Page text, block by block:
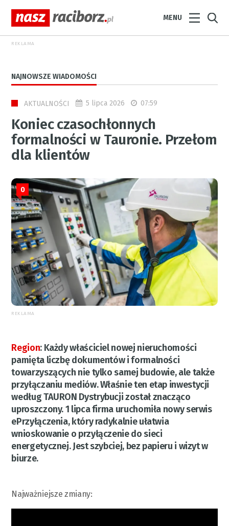
MENU
REKLAMA
NAJNOWSZE WIADOMOŚCI
AKTUALNOŚCI 5 lipca 2026 07:59
Koniec czasochłonnych
formalności w Tauronie. Przełom
dla klientów
0
REKLAMA
Region: Każdy właściciel nowej nieruchomości
pamięta liczbę dokumentów i formalności
towarzyszących nie tylko samej budowie, ale także
przyłączaniu mediów. Właśnie ten etap inwestycji
według TAURON Dystrybucji został znacząco
uproszczony. 1 lipca firma uruchomiła nowy serwis
ePrzyłączenia, który radykalnie ułatwia
wnioskowanie o przyłączenie do sieci
energetycznej. Jest szybciej, bez papieru i wizyt w
biurze.
Najważniejsze zmiany: